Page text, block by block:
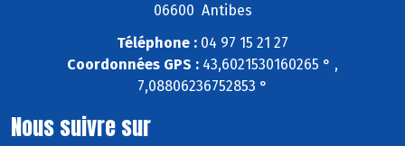
06600 Antibes
Téléphone : 04 97 15 21 27
Coordonnées GPS : 43,6021530160265 ° ,
7,08806236752853 °
Nous suivre sur